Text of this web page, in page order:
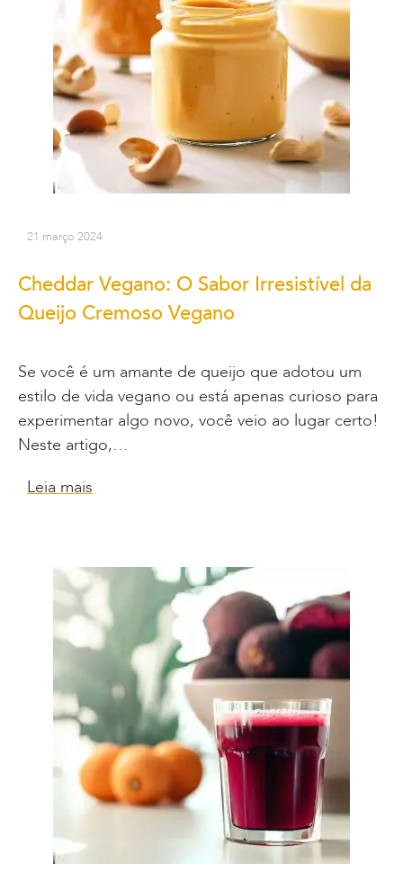
21 março 2024
Cheddar Vegano: O Sabor Irresistível da
Queijo Cremoso Vegano
Se você é um amante de queijo que adotou um
estilo de vida vegano ou está apenas curioso para
experimentar algo novo, você veio ao lugar certo!
Neste artigo,…
Leia mais